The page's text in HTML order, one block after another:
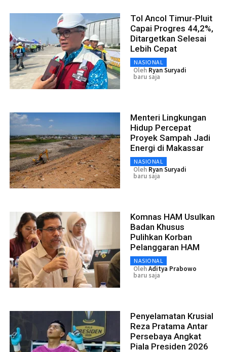
Tol Ancol Timur-Pluit
Capai Progres 44,2%,
Ditargetkan Selesai
Lebih Cepat
NASIONAL
Oleh Ryan Suryadi
baru saja
Menteri Lingkungan
Hidup Percepat
Proyek Sampah Jadi
Energi di Makassar
NASIONAL
Oleh Ryan Suryadi
baru saja
Komnas HAM Usulkan
Badan Khusus
Pulihkan Korban
Pelanggaran HAM
NASIONAL
OlehAditya Prabowo
baru saja
Penyelamatan Krusial
Reza Pratama Antar
Persebaya Angkat
Piala Presiden 2026